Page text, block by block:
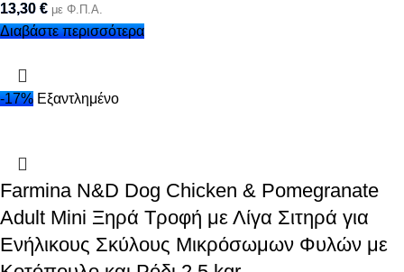
13,30 € με Φ.Π.Α.
Διαβάστε περισσότερα
-17% Εξαντλημένο
Farmina N&D Dog Chicken & Pomegranate
Adult Mini Ξηρά Τροφή με Λίγα Σιτηρά για
Ενήλικους Σκύλους Μικρόσωμων Φυλών με